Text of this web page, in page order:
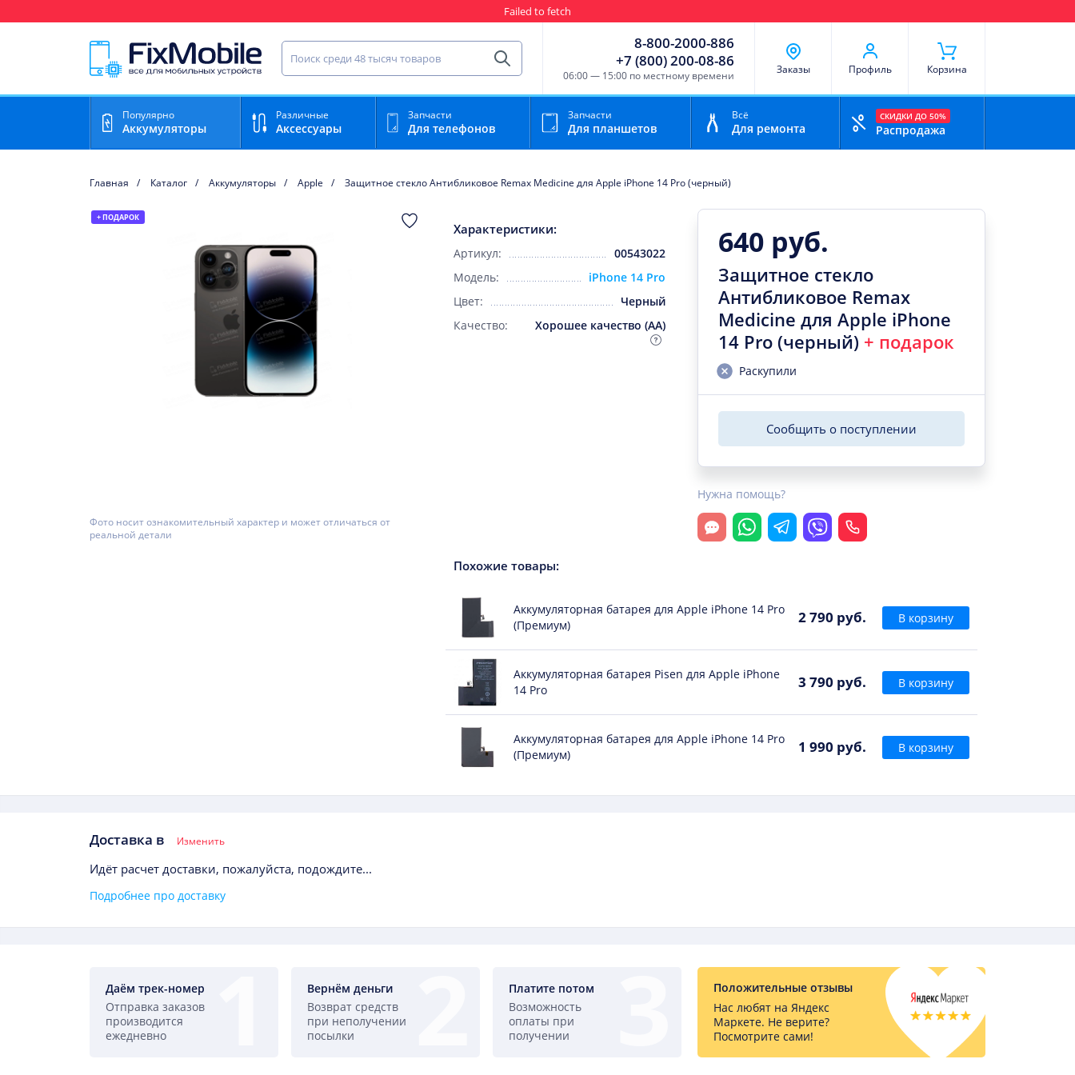
Failed to fetch
Найти запчасть для мобильного устройства
Найти
8-800-2000-886
+7 (800) 200-08-86
06:00 — 15:00 по местному времени Заказы Профиль Корзина
Популярно
Аккумуляторы
Различные
Аксессуары
Запчасти
Для телефонов
Запчасти
Для планшетов
Всё
Для ремонта
СКИДКИ ДО 50%
Распродажа
Главная Каталог Аккумуляторы Apple Защитное стекло Антибликовое Remax Medicine для Apple iPhone 14 Pro (черный)
+ ПОДАРОК
Фото носит ознакомительный характер и может отличаться от
реальной детали
Характеристики:
Артикул:
00543022
Модель:
iPhone 14 Pro
Цвет:
Черный
Качество:
Хорошее качество (AA)
640 руб.
Защитное стекло
Антибликовое Remax
Medicine для Apple iPhone
14 Pro (черный) + подарок
Раскупили
Сообщить о поступлении
Нужна помощь?
Открыть чат
WhatsappTelegramViber Позвонить
Похожие товары:
2 790 руб.
Аккумуляторная батарея для Apple iPhone 14 Pro
(Премиум)
В корзину
3 790 руб.
Аккумуляторная батарея Pisen для Apple iPhone
14 Pro
В корзину
1 990 руб.
Аккумуляторная батарея для Apple iPhone 14 Pro
(Премиум)
В корзину
Доставка в Изменить
Идёт расчет доставки, пожалуйста, подождите...
Подробнее про доставку
Даём трек-номер
Отправка заказов
производится
ежедневно
Вернём деньги
Возврат средств
при неполучении
посылки
Платите потом
Возможность
оплаты при
получении
Положительные отзывы
Нас любят на Яндекс
Маркете. Не верите?
Посмотрите сами!